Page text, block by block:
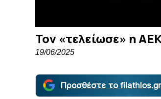
Τον «τελείωσε» η
19/06/2025
Προσθέστε το